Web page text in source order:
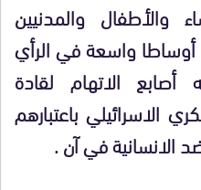
والأطفال والمدنيين
أوساطا واسعة في الرأي
الاتهام لقادة
الاسرائيلي باعتبارهم
الانسانية في آن .